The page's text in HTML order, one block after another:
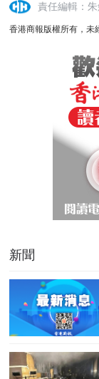
責任編輯：朱
香港商報版權所有，未
新聞